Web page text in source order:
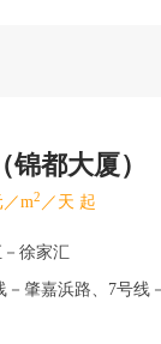
锦都大厦）
／m2 ／天 起
徐家汇
肇嘉浜路、7号